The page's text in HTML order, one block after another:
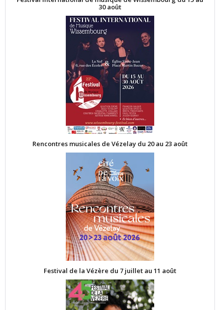
30 août
Rencontres musicales de Vézelay du 20 au 23 août
Festival de la Vézère du 7 juillet au 11 août